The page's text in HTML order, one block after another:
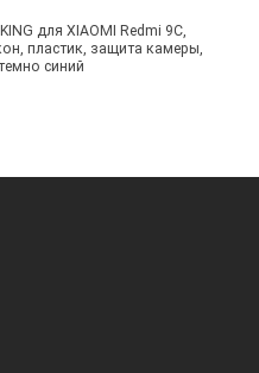
для XIAOMI Redmi 9C,
пластик, защита камеры,
синий